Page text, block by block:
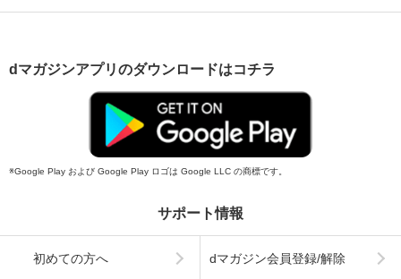
dマガジンアプリのダウンロードはコチラ
Google Play および Google Play ロゴは Google LLC の商標です。
サポート情報
初めての方へ dマガジン会員登録/解除